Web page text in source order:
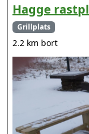
Hagge
Grillplats
2.2 km bort